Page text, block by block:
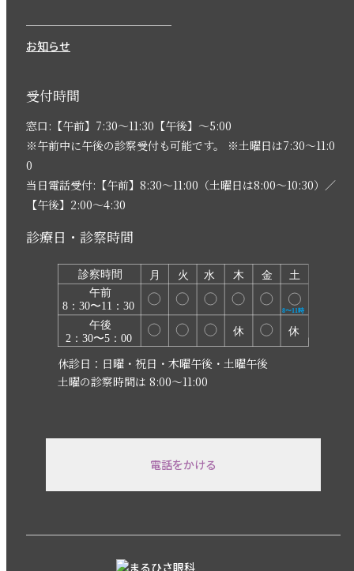
お知らせ
受付時間
窓口:【午前】7:30〜11:30【午後】〜5:00
※午前中に午後の診察受付も可能です。 ※土曜日は7:30〜11:0
0
当日電話受付:【午前】8:30〜11:00（土曜日は8:00〜10:30）／
【午後】2:00〜4:30
診療日・診察時間
休診日：日曜・祝日・木曜午後・土曜午後
土曜の診察時間は 8:00〜11:00
電話をかける